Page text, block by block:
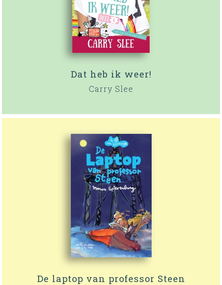
Dat heb ik weer!
Carry Slee
De laptop van professor Steen